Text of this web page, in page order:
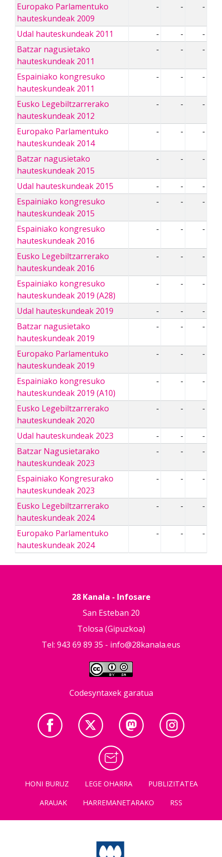
Europako Parlamentuko
hauteskundeak 2009
- - -
Udal hauteskundeak 2011 - -
-
Batzar nagusietako
hauteskundeak 2011
- - -
Espainiako kongresuko
hauteskundeak 2011
- - -
Eusko Legebiltzarrerako
hauteskundeak 2012
- - -
Europako Parlamentuko
hauteskundeak 2014
- - -
Batzar nagusietako
hauteskundeak 2015
- - -
Udal hauteskundeak 2015 - -
-
Espainiako kongresuko
hauteskundeak 2015
- - -
Espainiako kongresuko
hauteskundeak 2016
- - -
Eusko Legebiltzarrerako
hauteskundeak 2016
- - -
Espainiako kongresuko
hauteskundeak 2019 (A28)
- - -
Udal hauteskundeak 2019 - -
-
Batzar nagusietako
hauteskundeak 2019
- - -
Europako Parlamentuko
hauteskundeak 2019
- - -
Espainiako kongresuko
hauteskundeak 2019 (A10)
- - -
Eusko Legebiltzarrerako
hauteskundeak 2020
- - -
Udal hauteskundeak 2023 - -
-
Batzar Nagusietarako
hauteskundeak 2023
- - -
Espainiako Kongresurako
hauteskundeak 2023
- - -
Eusko Legebiltzarrerako
hauteskundeak 2024
- - -
Europako Parlamentuko
hauteskundeak 2024
- - -
28 Kanala - Infosare
San Esteban 20
Tolosa (Gipuzkoa)
Tel: 943 69 89 35 - info@28kanala.eus
Codesyntaxek garatua
HONI BURUZ LEGE OHARRA
PUBLIZITATEA
ARAUAK
HARREMANETARAKO RSS